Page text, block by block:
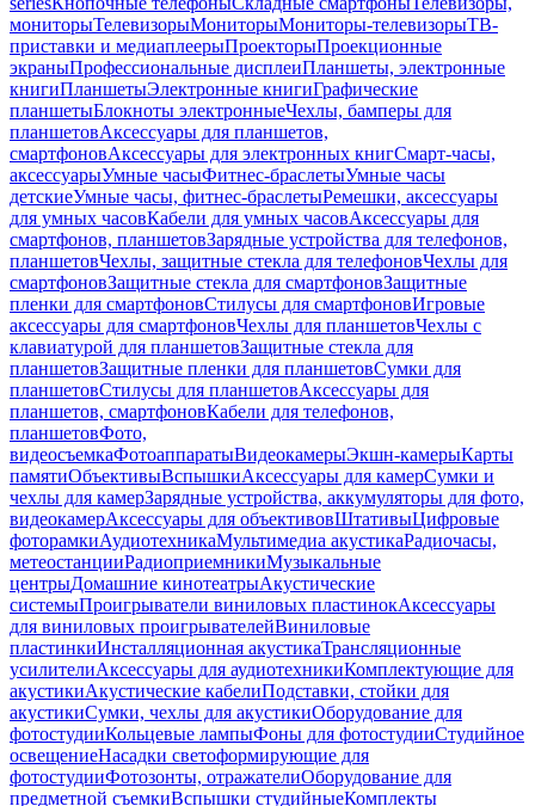
мониторыТелевизорыМониторыМониторы-телевизорыТВ-
приставки и медиаплеерыПроекторыПроекционные
экраныПрофессиональные дисплеиПланшеты, электронные
книгиПланшетыЭлектронные книгиГрафические
планшетыБлокноты электронныеЧехлы, бамперы для
планшетовАксессуары для планшетов,
смартфоновАксессуары для электронных книгСмарт-часы,
аксессуарыУмные часыФитнес-браслетыУмные часы
детскиеУмные часы, фитнес-браслетыРемешки, аксессуары
для умных часовКабели для умных часовАксессуары для
смартфонов, планшетовЗарядные устройства для телефонов,
планшетовЧехлы, защитные стекла для телефоновЧехлы для
смартфоновЗащитные стекла для смартфоновЗащитные
пленки для смартфоновСтилусы для смартфоновИгровые
аксессуары для смартфоновЧехлы для планшетовЧехлы с
клавиатурой для планшетовЗащитные стекла для
планшетовЗащитные пленки для планшетовСумки для
планшетовСтилусы для планшетовАксессуары для
планшетов, смартфоновКабели для телефонов,
планшетовФото,
видеосъемкаФотоаппаратыВидеокамерыЭкшн-камерыКарты
памятиОбъективыВспышкиАксессуары для камерСумки и
чехлы для камерЗарядные устройства, аккумуляторы для фото,
видеокамерАксессуары для объективовШтативыЦифровые
фоторамкиАудиотехникаМультимедиа акустикаРадиочасы,
метеостанцииРадиоприемникиМузыкальные
центрыДомашние кинотеатрыАкустические
системыПроигрыватели виниловых пластинокАксессуары
для виниловых проигрывателейВиниловые
пластинкиИнсталляционная акустикаТрансляционные
усилителиАксессуары для аудиотехникиКомплектующие для
акустикиАкустические кабелиПодставки, стойки для
акустикиСумки, чехлы для акустикиОборудование для
фотостудииКольцевые лампыФоны для фотостудииСтудийное
освещениеНасадки светоформирующие для
фотостудииФотозонты, отражателиОборудование для
предметной съемкиВспышки студийныеКомплекты